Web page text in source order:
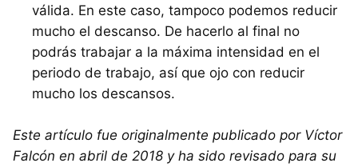
válida. En este caso, tampoco podemos reducir
mucho el descanso. De hacerlo al final no
podrás trabajar a la máxima intensidad en el
periodo de trabajo, así que ojo con reducir
mucho los descansos.
Este artículo fue originalmente publicado por Víctor
Falcón en abril de 2018 y ha sido revisado para su